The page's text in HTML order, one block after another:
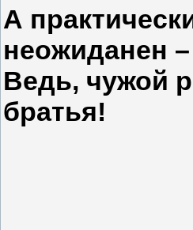
А
неожиданен
Ведь, чужой
братья!